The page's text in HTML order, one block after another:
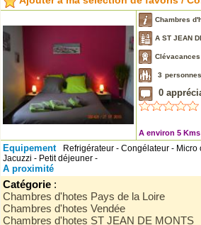
Chambres
A ST JEAN
3 personnes
0
A environ 5
Equipement
Refrigérateur - Congélateur -
Jacuzzi - Petit déjeuner -
A proximité
Catégorie :
Chambres d'hotes Pays de la Loire
Chambres d'hotes Vendée
Chambres d'hotes ST JEAN DE MONTS